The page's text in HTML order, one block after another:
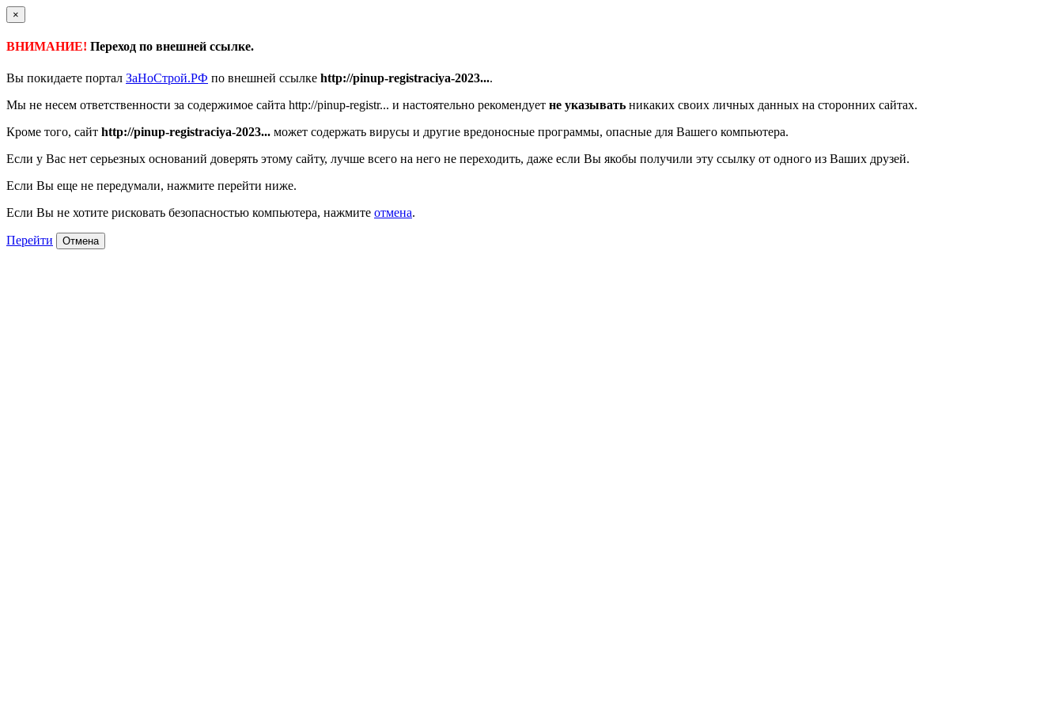
×
ВНИМАНИЕ! Переход по внешней ссылке.
Вы покидаете портал ЗаНоСтрой.РФ по внешней ссылке http://pinup-registraciya-2023....
Мы не несем ответственности за содержимое сайта http://pinup-registr... и настоятельно рекомендует не указывать никаких своих личных данных на сторонних сайтах.
Кроме того, сайт http://pinup-registraciya-2023... может содержать вирусы и другие вредоносные программы, опасные для Вашего компьютера.
Если у Вас нет серьезных оснований доверять этому сайту, лучше всего на него не переходить, даже если Вы якобы получили эту ссылку от одного из Ваших друзей.
Если Вы еще не передумали, нажмите перейти ниже.
Если Вы не хотите рисковать безопасностью компьютера, нажмите отмена.
Перейти Отмена